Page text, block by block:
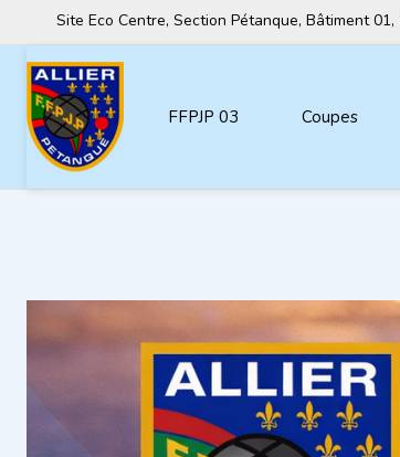
Site Eco Centre, Section Pétanque, Bâtiment 01,
FFPJP 03 Coupes